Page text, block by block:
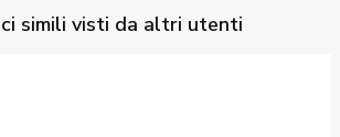
simili visti da altri utenti